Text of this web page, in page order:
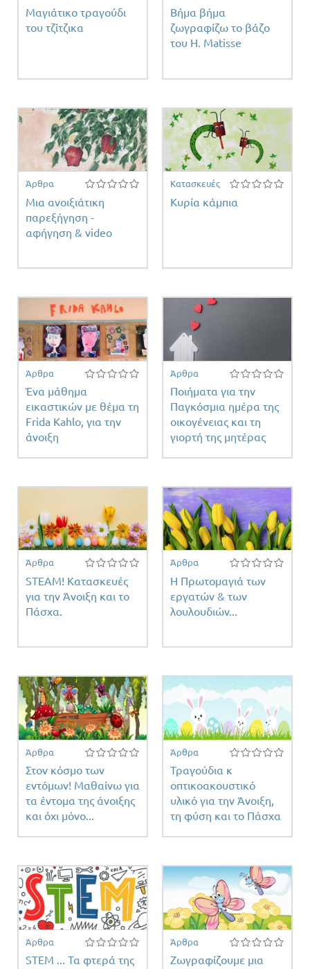
Mαγιάτικο τραγούδι
του τζίτζικα
Βήμα βήμα
ζωγραφίζω το βάζο
του H. Matisse
Άρθρα
Μια ανοιξιάτικη
παρεξήγηση -
αφήγηση & video
Κατασκευές
Κυρία κάμπια
Άρθρα
Ένα μάθημα
εικαστικών με θέμα τη
Frida Kahlo, για την
άνοιξη
Άρθρα
Ποιήματα για την
Παγκόσμια ημέρα της
οικογένειας και τη
γιορτή της μητέρας
Άρθρα
STEAM! Κατασκευές
για την Άνοιξη και το
Πάσχα.
Άρθρα
Η Πρωτομαγιά των
εργατών & των
λουλουδιών...
Άρθρα
Στον κόσμο των
εντόμων! Μαθαίνω για
τα έντομα της άνοιξης
και όχι μόνο...
Άρθρα
Τραγούδια κ
οπτικοακουστικό
υλικό για την Άνοιξη,
τη φύση και το Πάσχα
Άρθρα
STEM ... Τα φτερά της
Άρθρα
Ζωγραφίζουμε μια